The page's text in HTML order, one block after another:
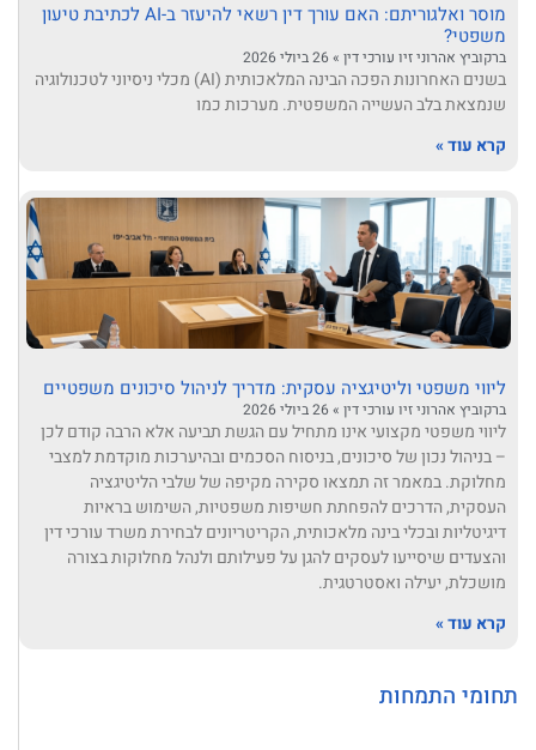
מוסר ואלגוריתם: האם עורך דין רשאי להיעזר ב-AI לכתיבת טיעון
משפטי?
ברקוביץ אהרוני זיו עורכי דין
בשנים האחרונות הפכה הבינה המלאכותית (AI) מכלי ניסיוני לטכנולוגיה
שנמצאת בלב העשייה המשפטית. מערכות כמו
קרא עוד »
ליווי משפטי וליטיגציה עסקית: מדריך לניהול סיכונים משפטיים
ברקוביץ אהרוני זיו עורכי דין
ליווי משפטי מקצועי אינו מתחיל עם הגשת תביעה אלא הרבה קודם לכן
– בניהול נכון של סיכונים, בניסוח הסכמים ובהיערכות מוקדמת למצבי
מחלוקת. במאמר זה תמצאו סקירה מקיפה של שלבי הליטיגציה
העסקית, הדרכים להפחתת חשיפות משפטיות, השימוש בראיות
דיגיטליות ובכלי בינה מלאכותית, הקריטריונים לבחירת משרד עורכי דין
והצעדים שיסייעו לעסקים להגן על פעילותם ולנהל מחלוקות בצורה
מושכלת, יעילה ואסטרטגית.
קרא עוד »
תחומי התמחות